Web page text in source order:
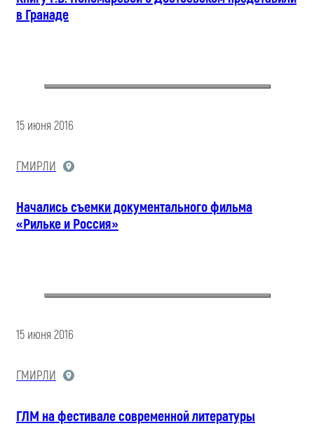
в Гранаде
15 июня 2016
ГМИРЛИ
Начались съемки документального фильма
«Рильке и Россия»
15 июня 2016
ГМИРЛИ
ГЛМ на фестивале современной литературы